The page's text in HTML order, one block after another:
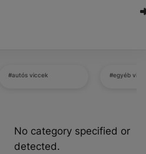
#autós viccek #egyéb
No category specified or
detected.